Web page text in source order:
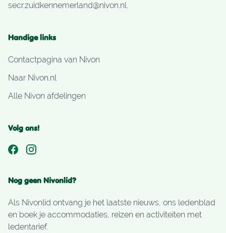
secr.zuidkennemerland@nivon.nl.
Handige links
Contactpagina van Nivon
Naar Nivon.nl
Alle Nivon afdelingen
Volg ons!
Nog geen Nivonlid?
Als Nivonlid ontvang je het laatste nieuws, ons ledenblad
en boek je accommodaties, reizen en activiteiten met
ledentarief.